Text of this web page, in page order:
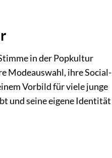
in der Popkultur
Modeauswahl, ihre Social-
Vorbild für viele junge
und seine eigene Identität